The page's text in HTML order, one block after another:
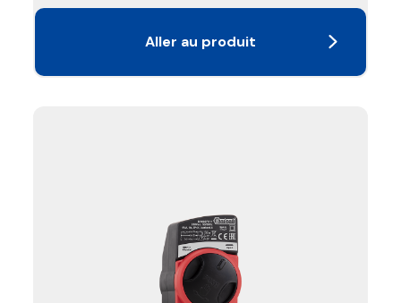
Aller au produit